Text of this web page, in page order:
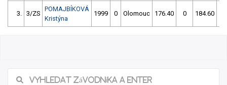
3. 3/ZS
POMAJBÍKOVÁ
Kristýna
1999 0 Olomouc 176.40 0 184.60